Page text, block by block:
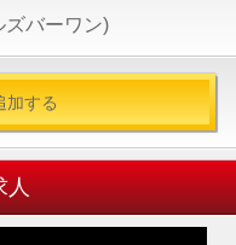
ズバーワン)
加する
人